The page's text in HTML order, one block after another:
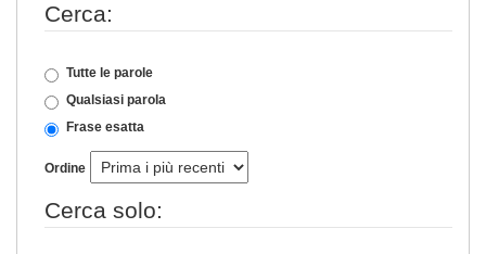
Cerca:
Tutte le parole
Qualsiasi parola
Frase esatta
Ordine
Cerca solo: